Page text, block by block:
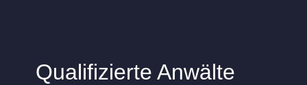
Qualifizierte Anwälte